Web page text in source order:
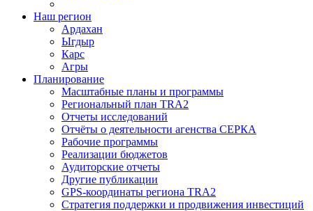
Наш регион
Ардахан
Ыгдыр
Карс
Агры
Планирование
Масштабные планы и программы
Региональный план TRA2
Отчеты исследований
Отчёты о деятельности агенства СЕРКА
Рабочие программы
Реализации бюджетов
Аудиторские отчеты
Другие публикации
GPS-координаты региона TRA2
Стратегия поддержки и продвижения инвестиций